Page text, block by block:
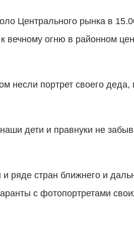
Центрального рынка в
огню в районном
несли портрет своего деда,
дети и правнуки не
стран ближнего и
с фотопортретами